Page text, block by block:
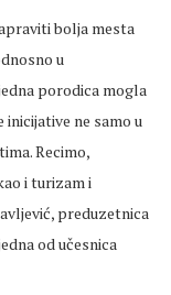
bolja mesta
u
porodica mogla
ne samo u
Recimo,
i turizam i
preduzetnica
od učesnica